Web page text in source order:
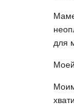
для